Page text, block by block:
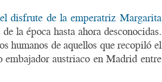
disfrute de la emperatriz Margarita
la época hasta ahora desconocidas.
humanos de aquellos que recopiló el
embajador austriaco en Madrid entre